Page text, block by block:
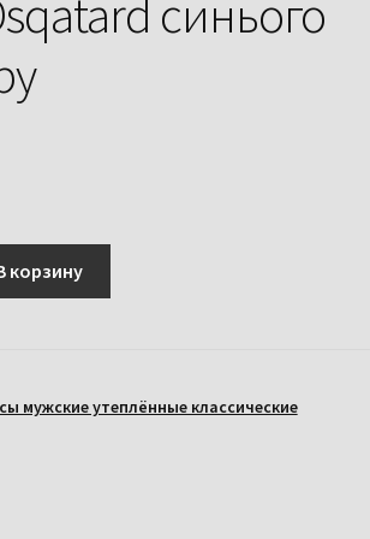
синього
корзину
мужские утеплённые классические